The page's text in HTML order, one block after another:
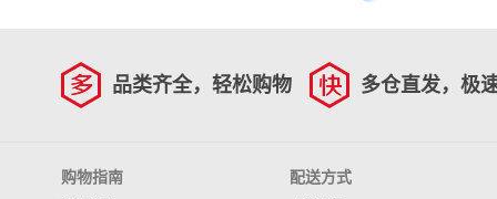
品类齐全，轻松购物 多仓直发，极
购物指南 配送方式